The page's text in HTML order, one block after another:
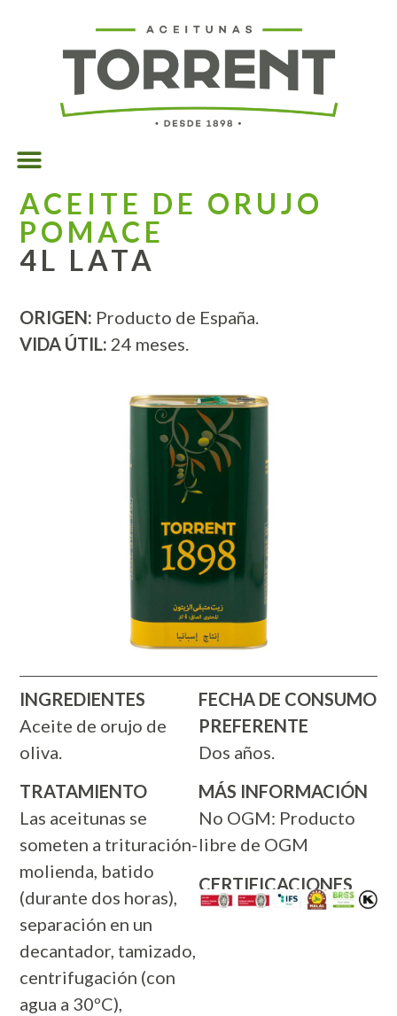
ACEITE DE ORUJO
POMACE
4L LATA
ORIGEN: Producto de España.
VIDA ÚTIL: 24 meses.
INGREDIENTES
Aceite de orujo de
oliva.
TRATAMIENTO
Las aceitunas se
someten a trituración-
molienda, batido
(durante dos horas),
separación en un
decantador, tamizado,
centrifugación (con
agua a 30ºC),
FECHA DE CONSUMO
PREFERENTE
Dos años.
MÁS INFORMACIÓN
No OGM: Producto
libre de OGM
CERTIFICACIONES